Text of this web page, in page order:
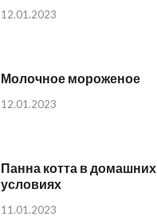
12.01.2023
Молочное мороженое
12.01.2023
Панна котта в домашних
условиях
11.01.2023